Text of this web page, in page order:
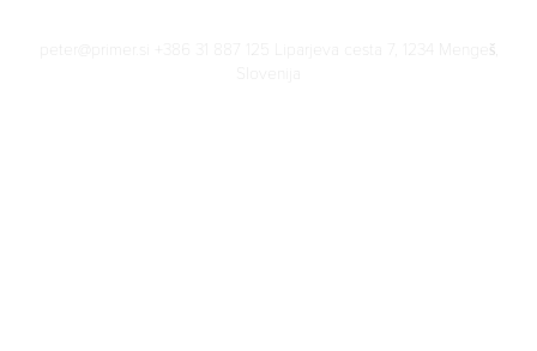
peter@primer.si +386 31 887 125 Liparjeva cesta 7, 1234 Mengeš,